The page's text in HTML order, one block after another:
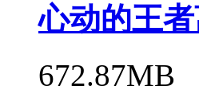
心动的王
672.87MB